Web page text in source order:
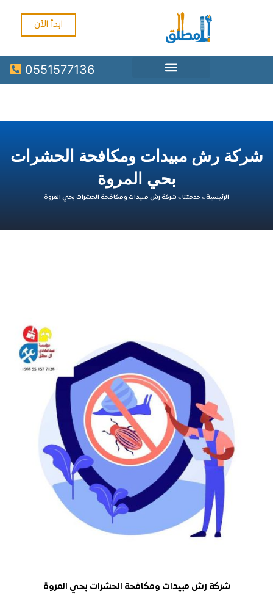
0551577136
رش مبيدات ومكافحة الحشرات
بحي المروة
خدمتنا»شركة رش مبيدات ومكافحة الحشرات بحي المروة
شركة رش مبيدات ومكافحة الحشرات بحي المروة